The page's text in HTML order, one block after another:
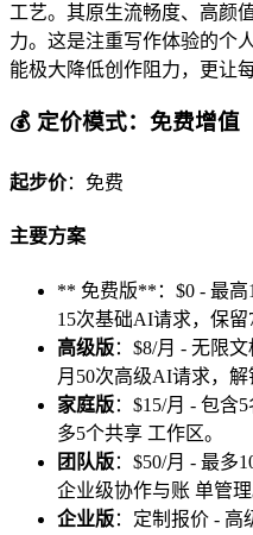
工艺。其原生流畅度、高颜
力。这是注重写作体验的个
能极大降低创作阻力，更让
💰 定价模式：免费增值
起步价：免费
主要方案
** 免费版**：$0 - 最高
15次基础AI请求，保留
高级版：$8/月 - 无限
月50次高级AI请求，解
家庭版：$15/月 - 包含
多5个共享 工作区。
团队版：$50/月 - 最多
企业级协作与账 单管理
企业版：定制报价 - 高